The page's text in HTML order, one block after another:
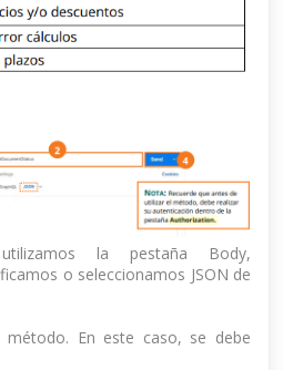
la pestaña Body,
o seleccionamos JSON de
método. En este caso, se debe